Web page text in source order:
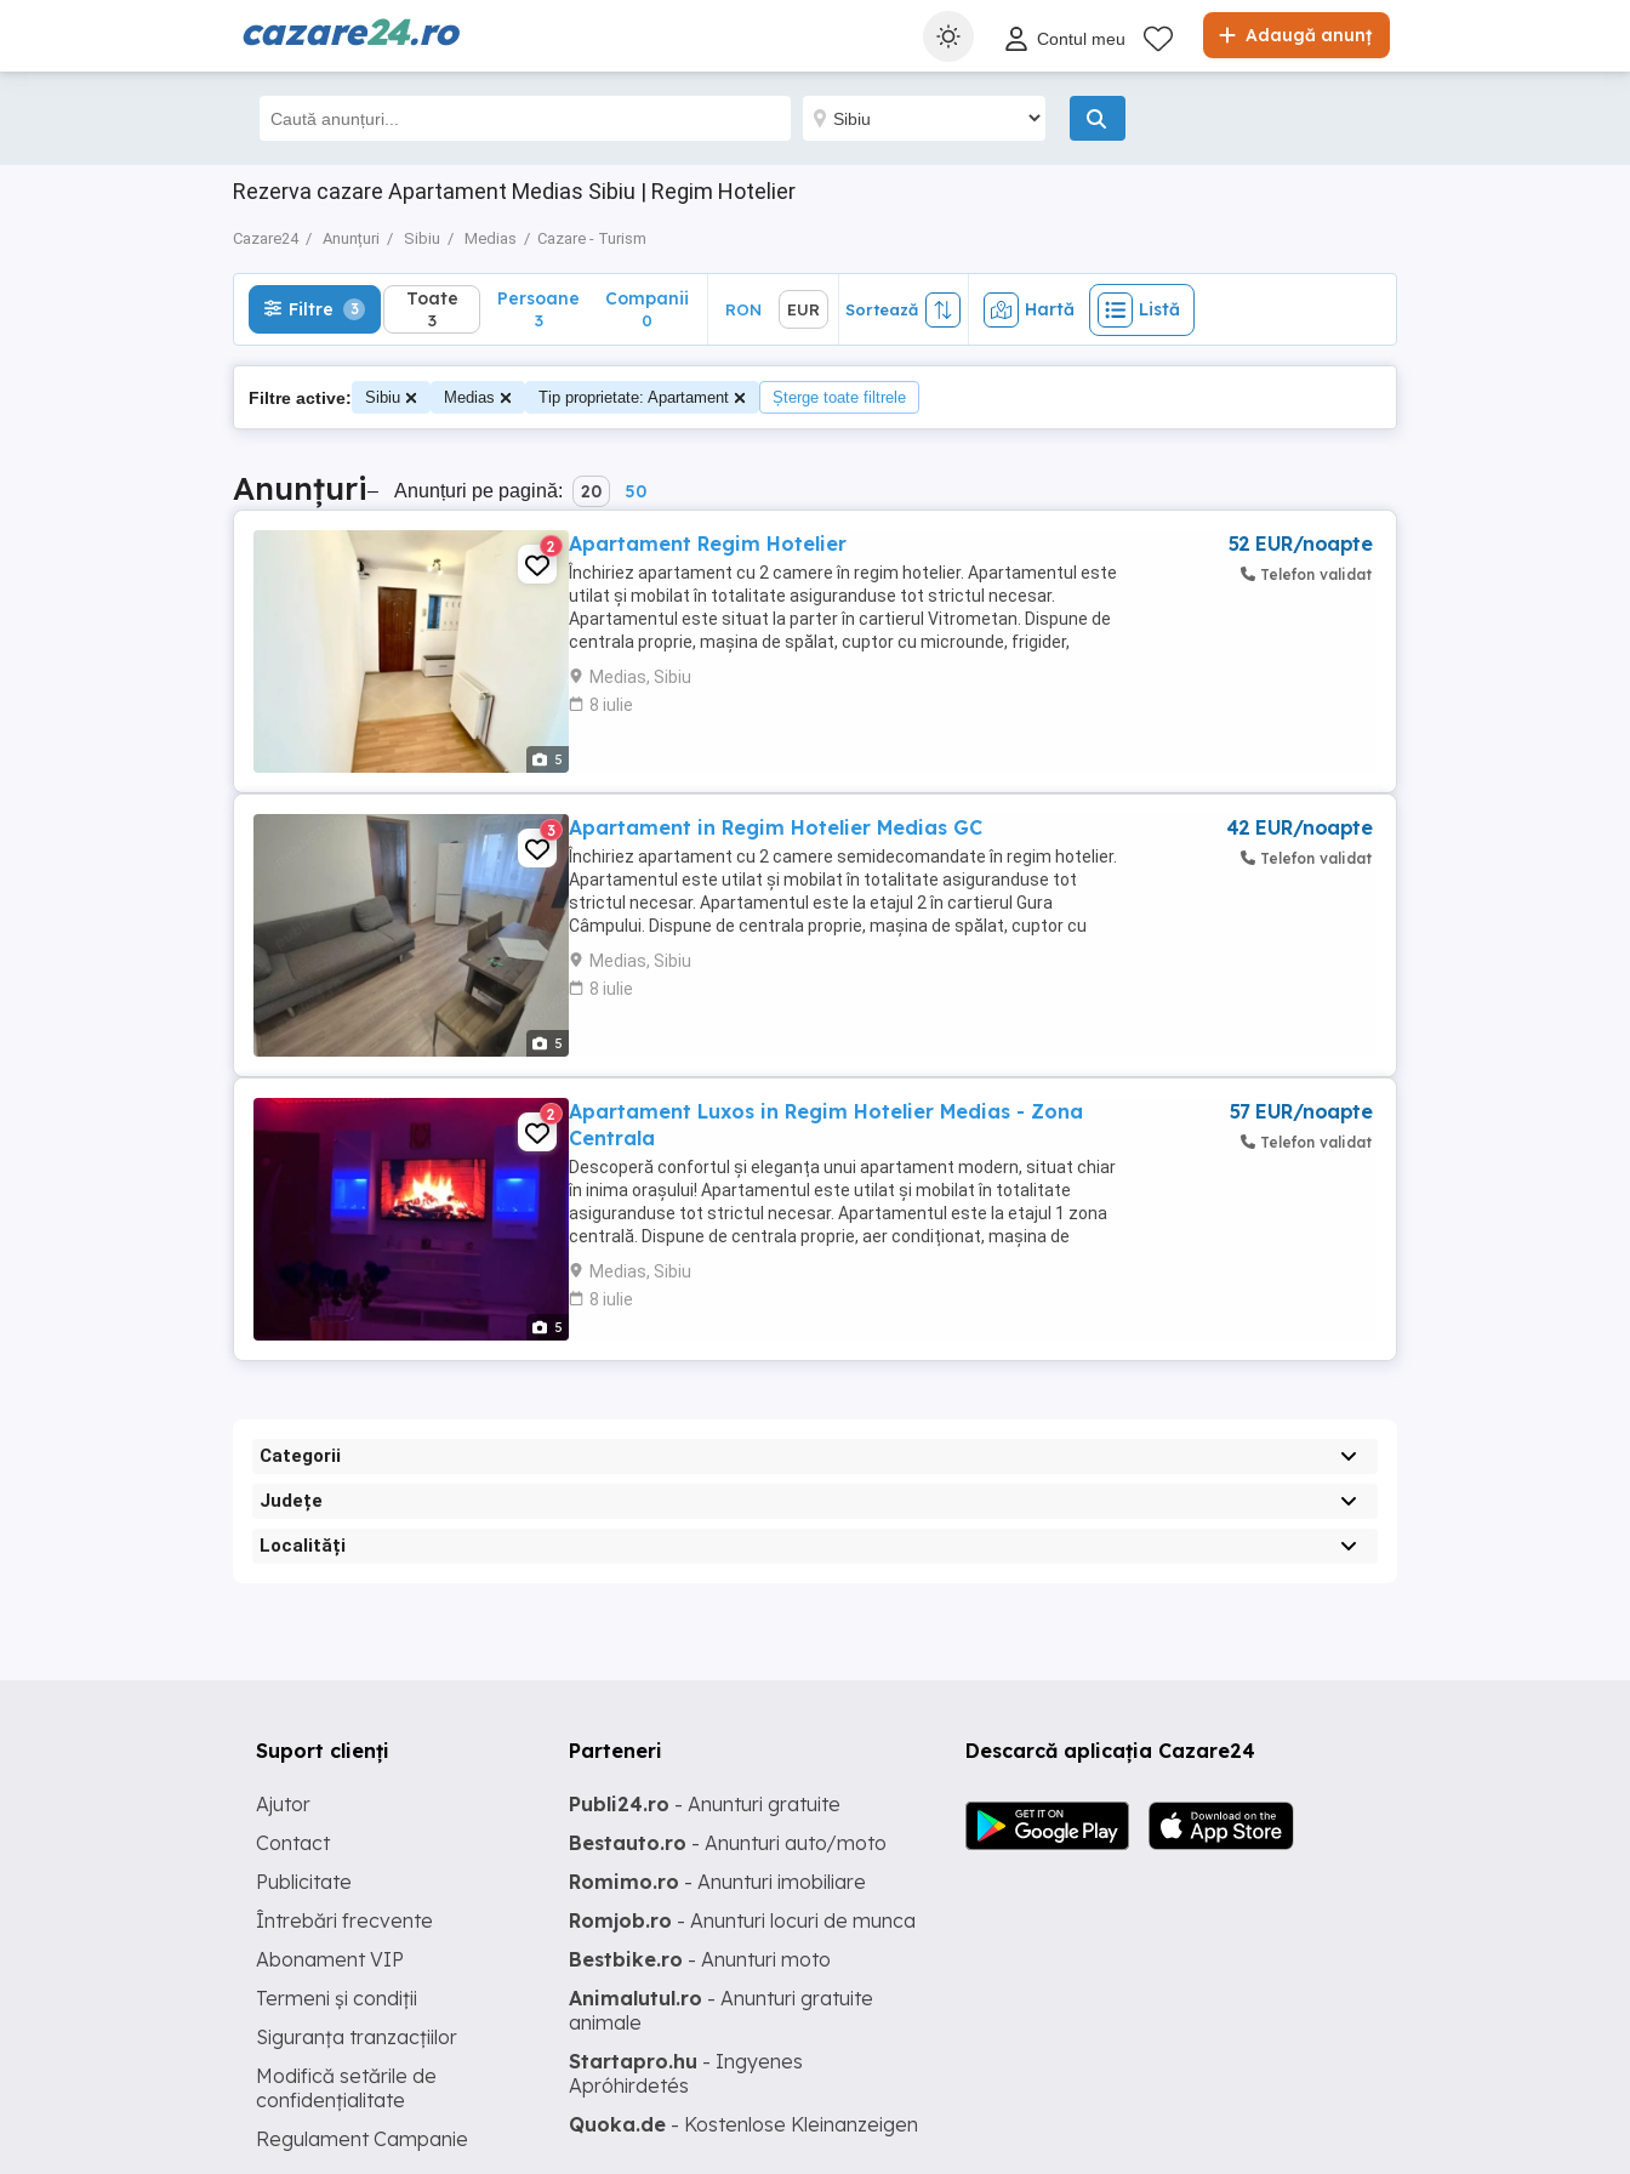
cazare24.ro Adaugă anunț
Contul meu
Rezerva cazare Apartament Medias Sibiu | Regim Hotelier
Cazare24 Anunțuri Sibiu Medias Cazare - Turism
Filtre 3 Toate
3
Hartă Listă
Filtre 3 Toate
3
Persoane
3
Companii
0
RON EUR Sortează Hartă Listă
Filtre active: Sibiu Medias Tip proprietate: Apartament Șterge toate filtrele
Anunțuri– Anunțuri pe pagină: 20 50
5
2 Apartament Regim Hotelier
Închiriez apartament cu 2 camere în regim hotelier. Apartamentul este
utilat și mobilat în totalitate asiguranduse tot strictul necesar.
Apartamentul este situat la parter în cartierul Vitrometan. Dispune de
centrala proprie, mașina de spălat, cuptor cu microunde, frigider,
cuptor gaz, prăjitor de paine, ...
Medias, Sibiu
8 iulie
52 EUR/noapte
Telefon validat
5
3 Apartament in Regim Hotelier Medias GC
Închiriez apartament cu 2 camere semidecomandate în regim hotelier.
Apartamentul este utilat și mobilat în totalitate asiguranduse tot
strictul necesar. Apartamentul este la etajul 2 în cartierul Gura
Câmpului. Dispune de centrala proprie, mașina de spălat, cuptor cu
microunde, frigider, aragaz cu gaz, ...
Medias, Sibiu
8 iulie
42 EUR/noapte
Telefon validat
5
2
Apartament Luxos in Regim Hotelier Medias - Zona
Centrala
Descoperă confortul și eleganța unui apartament modern, situat chiar
în inima orașului! Apartamentul este utilat și mobilat în totalitate
asiguranduse tot strictul necesar. Apartamentul este la etajul 1 zona
centrală. Dispune de centrala proprie, aer condiționat, mașina de
spălat, cuptor cu microunde, ...
Medias, Sibiu
8 iulie
57 EUR/noapte
Telefon validat
Categorii
Județe
Localități
Descarcă aplicația Cazare24
Suport clienți
Ajutor
Contact
Publicitate
Întrebări frecvente
Abonament VIP
Termeni și condiții
Siguranța tranzacțiilor
Modifică setările de
confidențialitate
Regulament Campanie
Parteneri
Publi24.ro - Anunturi gratuite
Bestauto.ro - Anunturi auto/moto
Romimo.ro - Anunturi imobiliare
Romjob.ro - Anunturi locuri de munca
Bestbike.ro - Anunturi moto
Animalutul.ro - Anunturi gratuite
animale
Startapro.hu - Ingyenes
Apróhirdetés
Quoka.de - Kostenlose Kleinanzeigen